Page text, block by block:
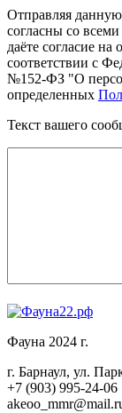
Отправляя
согласны со
даёте согласие
соответствии с
№152-ФЗ "О
определенных
Текст вашего
Фауна 2024 г.
г. Барнаул, ул.
+7 (903) 995-24-06